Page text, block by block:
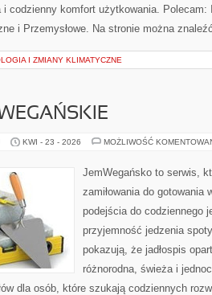
i codzienny komfort użytkowania. Polecam:
i Przemysłowe. Na stronie można
I ZMIANY KLIMATYCZNE
KWI - 23 - 2026 MOŻLIWOŚĆ
JemWegańsko to serwis,
zamiłowania do gotowania
podejścia do codziennego
przyjemność jedzenia
pokazują, że jadłospis
różnorodna, świeża i
dla osób, które szukają codziennych